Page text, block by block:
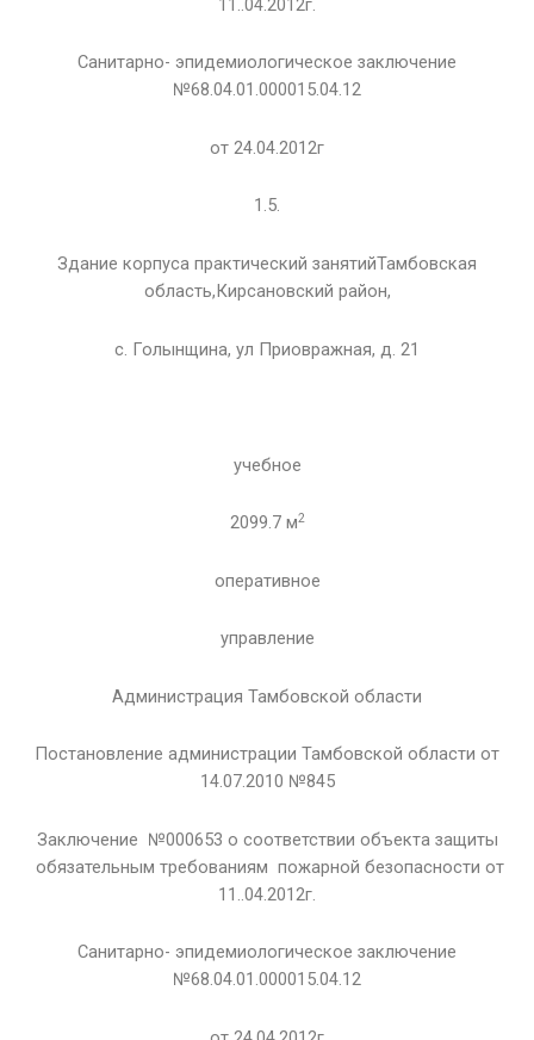
11..04.2012г.
Санитарно- эпидемиологическое заключение
№68.04.01.000015.04.12
от 24.04.2012г
1.5.
Здание корпуса практический занятийТамбовская
область,Кирсановский район,
с. Голынщина, ул Приовражная, д. 21
учебное
2099.7 м2
оперативное
управление
Администрация Тамбовской области
Постановление администрации Тамбовской области от
14.07.2010 №845
Заключение №000653 о соответствии объекта защиты
обязательным требованиям пожарной безопасности от
11..04.2012г.
Санитарно- эпидемиологическое заключение
№68.04.01.000015.04.12